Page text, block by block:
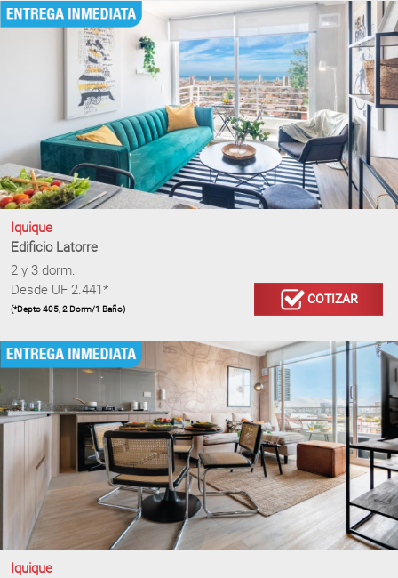
Iquique
Edificio Latorre
2 y 3 dorm.
Desde UF 2.441*
(*Depto 405, 2 Dorm/1 Baño)
COTIZAR
Iquique